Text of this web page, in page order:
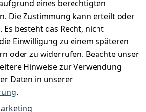
eines berechtigten
Die Zustimmung kann erteilt oder
besteht das Recht, nicht
Einwilligung zu einem späteren
oder zu widerrufen. Beachte unser
Hinweise zur Verwendung
Daten in unserer
.
VORKASSE RECHNUNG